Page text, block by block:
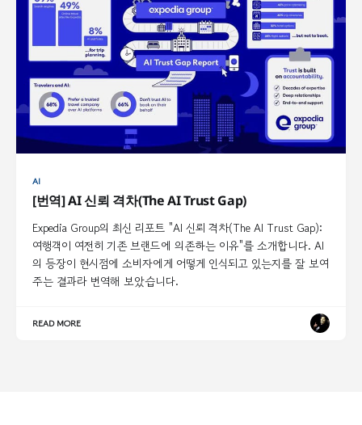
AI
[번역] AI 신뢰 격차(The AI Trust Gap)
Expedia Group의 최신 리포트 "AI 신뢰 격차(The AI Trust Gap):
여행객이 여전히 기존 브랜드에 의존하는 이유"를 소개합니다. AI
의 등장이 현시점에 소비자에게 어떻게 인식되고 있는지를 잘 보여
주는 결과라 번역해 보았습니다.
READ MORE